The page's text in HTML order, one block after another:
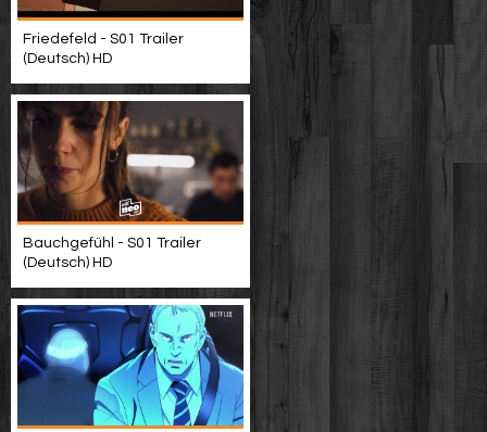
Friedefeld - S01 Trailer
(Deutsch) HD
Bauchgefühl - S01 Trailer
(Deutsch) HD